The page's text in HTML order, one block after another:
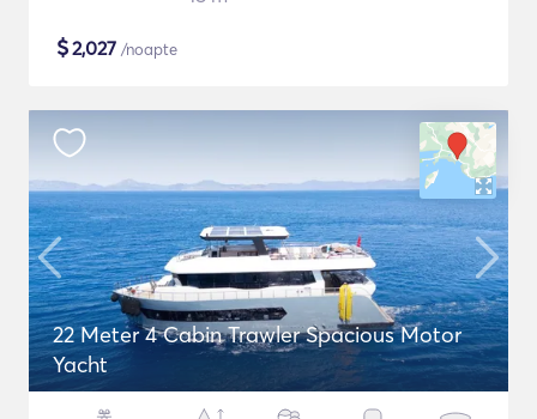
$2,027 /noapte
22 Meter 4 Cabin Trawler Spacious Motor
Yacht